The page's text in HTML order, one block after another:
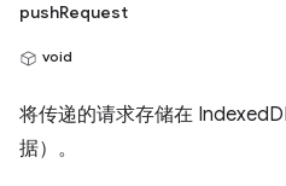
pushRequest
void
将传递的请求存储在
据）。